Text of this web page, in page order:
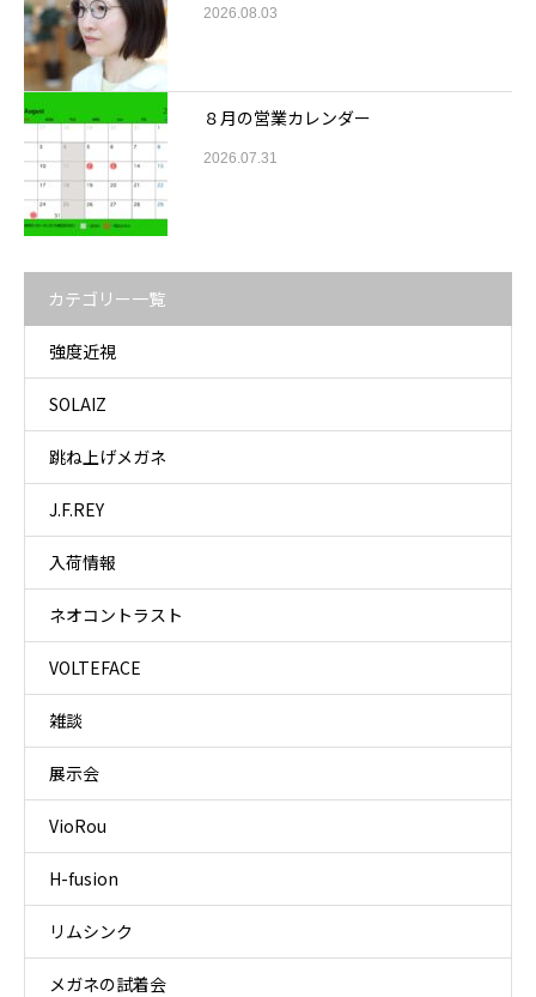
2026.08.03
８月の営業カレンダー
2026.07.31
カテゴリー一覧
強度近視
SOLAIZ
跳ね上げメガネ
J.F.REY
入荷情報
ネオコントラスト
VOLTEFACE
雑談
展示会
VioRou
H-fusion
リムシンク
メガネの試着会